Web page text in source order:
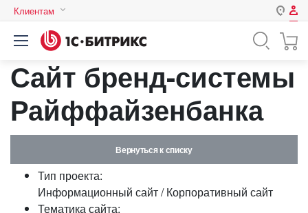
Клиентам
Казахстан
Авторизация
Логин
Пароль
Запомнить меня на этом
Сайт бренд-системы
Райффайзенбанка
Вернуться к списку
Тип проекта:
Информационный сайт / Корпоративный сайт
Тематика сайта: